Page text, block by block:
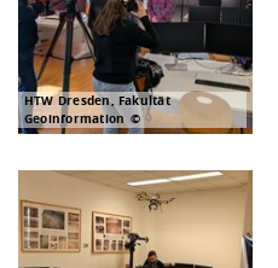
HTW Dresden, Fakultät
Geoinformation